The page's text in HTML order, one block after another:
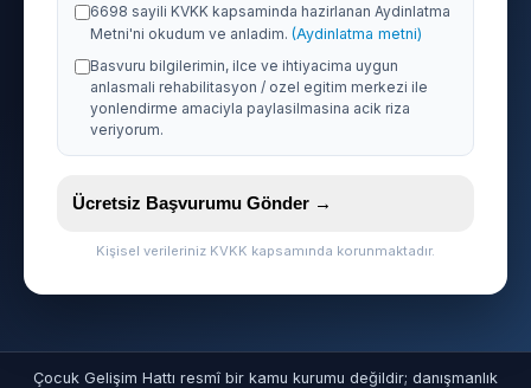
6698 sayili KVKK kapsaminda hazirlanan Aydinlatma
Metni'ni okudum ve anladim. (Aydinlatma metni)
Basvuru bilgilerimin, ilce ve ihtiyacima uygun
anlasmali rehabilitasyon / ozel egitim merkezi ile
yonlendirme amaciyla paylasilmasina acik riza
veriyorum.
Ücretsiz Başvurumu Gönder →
Kişisel verileriniz KVKK kapsamında korunmaktadır.
Çocuk Gelişim Hattı resmî bir kamu kurumu değildir; danışmanlık